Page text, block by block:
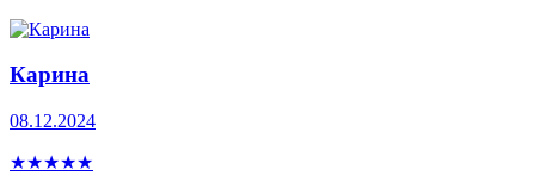
Карина
08.12.2024
★★★★★